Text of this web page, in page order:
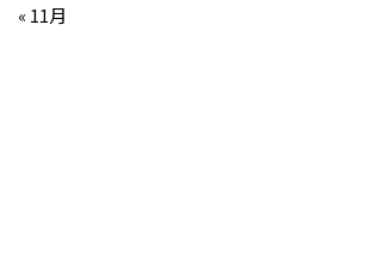
« 11月